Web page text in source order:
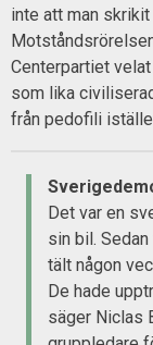
inte att man
Centerpartiet
som lika
från pedofili
Det var en
sin bil.
tält någon
De hade
säger Niclas